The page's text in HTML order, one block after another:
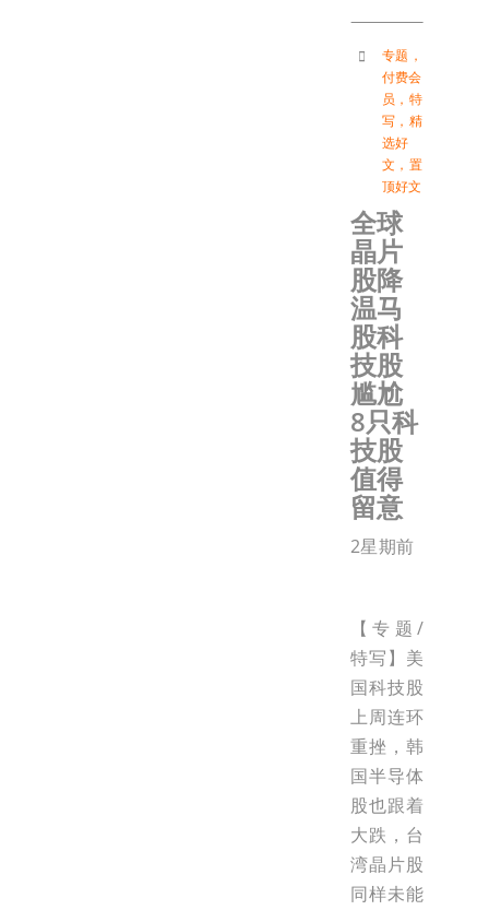
专题 ，
付费会
员 ， 特
写 ， 精
选好
文 ， 置
顶好文
全球
晶片
股降
温马
股科
技股
尴尬
8只科
技股
值得
留意
2星期前
【专题/
特写】美
国科技股
上周连环
重挫，韩
国半导体
股也跟着
大跌，台
湾晶片股
同样未能